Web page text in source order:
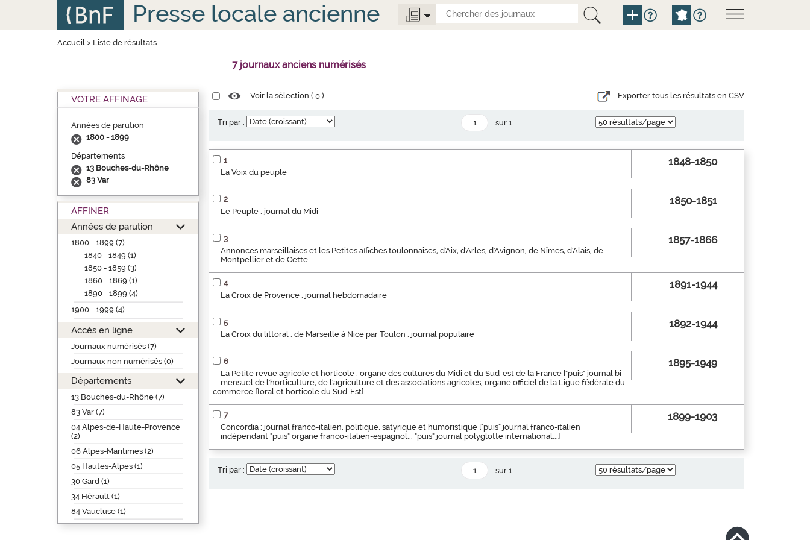
Presse locale ancienne
Accueil> Liste de résultats
7 journaux anciens numérisés
VOTRE AFFINAGE
Années de parution
1800 - 1899
Départements
13 Bouches-du-Rhône
83 Var
AFFINER
Années de parution
1800 - 1899 (7)
1840 - 1849 (1)
1850 - 1859 (3)
1860 - 1869 (1)
1890 - 1899 (4)
1900 - 1999 (4)
Accès en ligne
Journaux numérisés (7)
Journaux non numérisés (0)
Départements
13 Bouches-du-Rhône (7)
83 Var (7)
04 Alpes-de-Haute-Provence
(2)
06 Alpes-Maritimes (2)
05 Hautes-Alpes (1)
30 Gard (1)
34 Hérault (1)
84 Vaucluse (1)
Voir la sélection (0 ) Exporter tous les résultats en CSV
Tri par : sur 1
1
La Voix du peuple
1848-1850
2
Le Peuple : journal du Midi
1850-1851
3
Annonces marseillaises et les Petites affiches toulonnaises, d'Aix, d'Arles, d'Avignon, de Nîmes, d'Alais, de
Montpellier et de Cette
1857-1866
4
La Croix de Provence : journal hebdomadaire
1891-1944
5
La Croix du littoral : de Marseille à Nice par Toulon : journal populaire
1892-1944
6
La Petite revue agricole et horticole : organe des cultures du Midi et du Sud-est de la France ["puis" journal bi-
mensuel de l'horticulture, de l'agriculture et des associations agricoles, organe officiel de la Ligue fédérale du
commerce floral et horticole du Sud-Est]
1895-1949
7
Concordia : journal franco-italien, politique, satyrique et humoristique ["puis" journal franco-italien
indépendant "puis" organe franco-italien-espagnol... "puis" journal polyglotte international...]
1899-1903
Tri par : sur 1
Panneau de gestion des cookies